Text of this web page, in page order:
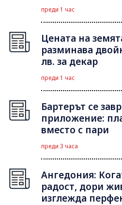
преди 1 час
Цената на
разминава
лв. за декар
преди 1 час
Бартерът се
приложение:
вместо с пари
преди 3 часа
Ангедония:
радост, дори
изглежда